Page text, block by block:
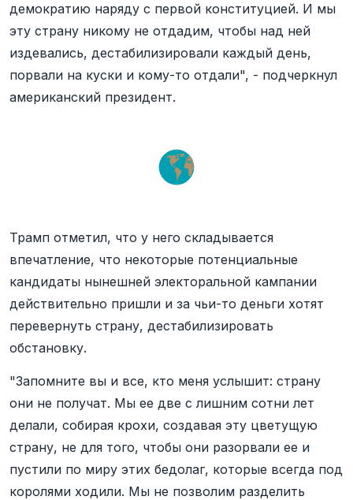
демократию наряду с первой конституцией. И мы
эту страну никому не отдадим, чтобы над ней
издевались, дестабилизировали каждый день,
порвали на куски и кому-то отдали", - подчеркнул
американский президент.
Трамп отметил, что у него складывается
впечатление, что некоторые потенциальные
кандидаты нынешней электоральной кампании
действительно пришли и за чьи-то деньги хотят
перевернуть страну, дестабилизировать
обстановку.
"Запомните вы и все, кто меня услышит: страну
они не получат. Мы ее две с лишним сотни лет
делали, собирая крохи, создавая эту цветущую
страну, не для того, чтобы они разорвали ее и
пустили по миру этих бедолаг, которые всегда под
королями ходили. Мы не позволим разделить